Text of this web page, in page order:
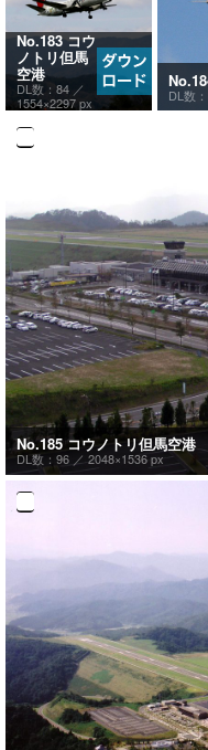
No.183 コウ
ノトリ但馬
空港
DL数：84 ／
1554×2297 px
DL数
No.185 コウノトリ但馬空港
DL数：96 ／ 2048×1536 px